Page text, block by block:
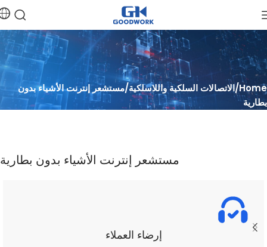
Home الاتصالات السلكية واللاسلكية مستشعر إنترنت الأشياء بدون
بطارية
مستشعر إنترنت الأشياء بدون بطارية
إرضاء العملاء